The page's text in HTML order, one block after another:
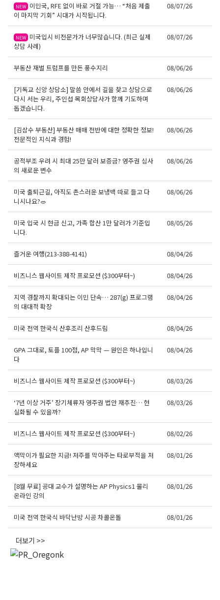
NEW 이민국, RFE 없이 바로 거절 가능… “처음 제출
이 마지막 기회” 시대가 시작됩니다.
08/07/26
NEW 미국입시 비전문가가 너무많습니다. (최근 실제
상담 사례)
08/07/26
부동산 재벌 트럼프를 만든 풍수지리 08/06/26
[기독교 신앙 상담소] 말씀 안에서 길을 찾고 상담으로
다시 서는 우리, 주인섭 목회상담사가 함께 기도하며
돕겠습니다.
08/06/26
[김삼수 부동산] 부동산 매매 전반에 대한 정확한 정보!
전문적인 지식과 경험!
08/06/26
공적부조 우려 시 최대 25만 달러 보증금? 영주권 심사
의 새로운 변수
08/06/26
미국 출퇴근길, 아직도 촌스러운 보냉백 따로 들고 다
니시나요?🥗
08/06/26
미국 입국 시 현금 신고, 가족 합산 1만 달러가 기준입
니다.
08/05/26
즐거운 여행(213-388-4141) 08/04/26
비즈니스 웹사이트 제작 프로모션 ($300부터~) 08/04/26
지역 경찰까지 확대되는 이민 단속… 287(g) 프로그램
의 대대적 확장
08/04/26
미국 전역 한국식 산후조리 산후드림 08/04/26
GPA 그대로, 토플 100점, AP 막막 — 원인은 하나입니
다
08/04/26
비즈니스 웹사이트 제작 프로모션 ($300부터~) 08/03/26
‘7년 이상 거주’ 장기체류자 영주권 법안 재추진… 현
실화될 수 있을까?
08/03/26
비즈니스 웹사이트 제작 프로모션 ($300부터~) 08/02/26
액막이가 필요한 지금! 저주를 막아주는 타로부적을 저
장하세요
08/01/26
[8월 무료] 공대 교수가 설명하는 AP Physics1 물리
온라인 강의
08/01/26
미국 전역 한국식 바닥난방 시공 차콜온돌 08/01/26
더보기 >>
오레곤K 뉴스레터 구독
매주 오레곤K 뉴스레터를 통해 다양한 로컬소식과
오레곤 한인 사회 정보를 받아보실수 있습니다.
Email